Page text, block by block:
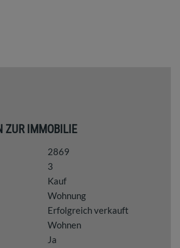
ZUR IMMOBILIE
2869
3
Kauf
Wohnung
Erfolgreich verkauft
Wohnen
Ja